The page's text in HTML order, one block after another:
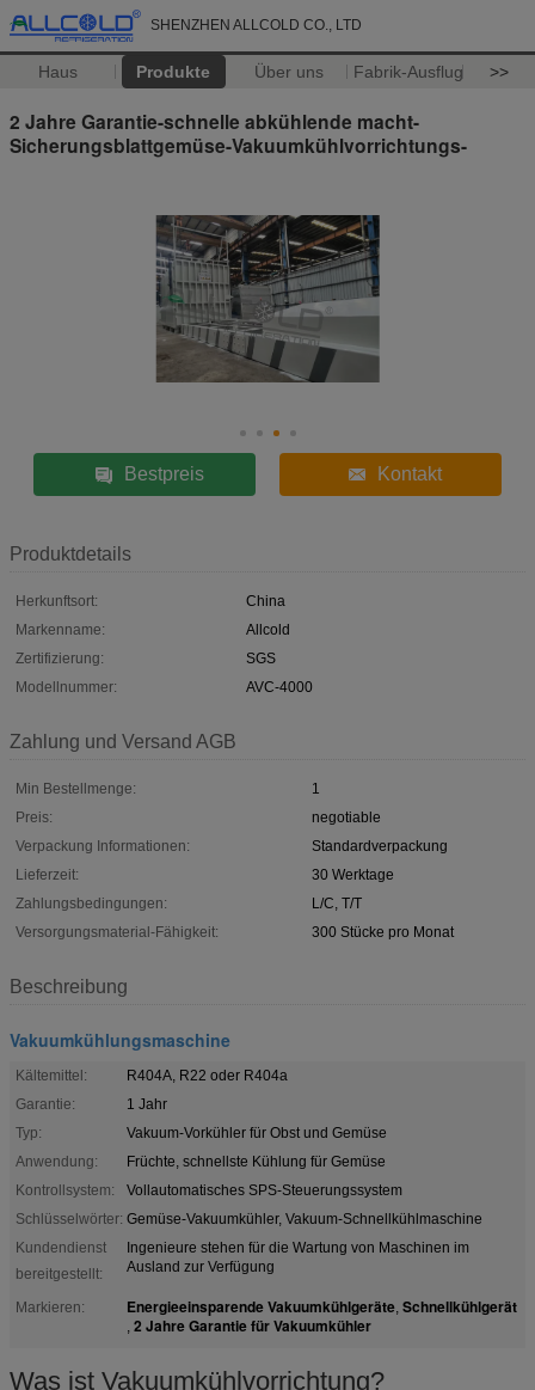
SHENZHEN ALLCOLD CO., LTD
Haus Produkte Über uns Fabrik-Ausflug >>
2 Jahre Garantie-schnelle abkühlende macht-
Sicherungsblattgemüse-Vakuumkühlvorrichtungs-
Bestpreis Kontakt
Produktdetails
Herkunftsort:
China
Markenname:
Allcold
Zertifizierung:
SGS
Modellnummer:
AVC-4000
Zahlung und Versand AGB
Min Bestellmenge:
1
Preis:
negotiable
Verpackung Informationen:
Standardverpackung
Lieferzeit:
30 Werktage
Zahlungsbedingungen:
L/C, T/T
Versorgungsmaterial-Fähigkeit:
300 Stücke pro Monat
Beschreibung
Vakuumkühlungsmaschine
Kältemittel:
R404A, R22 oder R404a
Garantie:
1 Jahr
Typ:
Vakuum-Vorkühler für Obst und Gemüse
Anwendung:
Früchte, schnellste Kühlung für Gemüse
Kontrollsystem:
Vollautomatisches SPS-Steuerungssystem
Schlüsselwörter: Gemüse-Vakuumkühler, Vakuum-Schnellkühlmaschine
Kundendienst
bereitgestellt:
Ingenieure stehen für die Wartung von Maschinen im
Ausland zur Verfügung
Markieren: Energieeinsparende Vakuumkühlgeräte, Schnellkühlgerät
, 2 Jahre Garantie für Vakuumkühler
Was ist Vakuumkühlvorrichtung?